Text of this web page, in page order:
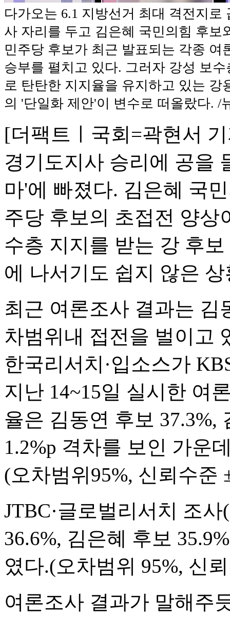
다가오는 6.1 지방선거 최대 격전지로
사 자리를 두고 김은혜 국민의힘 후보
민주당 후보가 최근 발표되는 각종 여
승부를 펼치고 있다. 그러자 강성 보
로 탄탄한 지지율을 유지하고 있는 강
의 '단일화 제안'이 변수로 떠올랐다. /
[더팩트ㅣ국회=곽현서
경기도지사 승리에 공을
마'에 빠졌다. 김은혜 국
주당 후보의 초접전 양상
수층 지지를 받는 강 후
에 나서기도 쉽지 않은
최근 여론조사 결과는 김
차범위내 접전을 벌이고
한국리서치·입소스가
지난 14~15일 실시한 여
율은 김동연 후보 37.3%,
1.2%p 격차를 보인 가운
(오차범위95%, 신뢰수준
JTBC·글로벌리서치 조
36.6%, 김은혜 후보
였다.(오차범위 95%, 신
여론조사 결과가 말해주